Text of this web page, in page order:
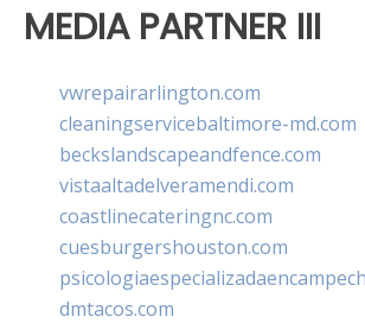
MEDIA PARTNER III
vwrepairarlington.com
cleaningservicebaltimore-md.com
beckslandscapeandfence.com
vistaaltadelveramendi.com
coastlinecateringnc.com
cuesburgershouston.com
dmtacos.com